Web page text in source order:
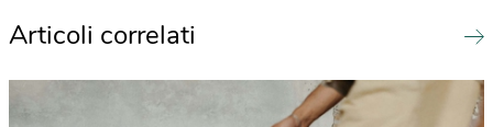
Articoli correlati